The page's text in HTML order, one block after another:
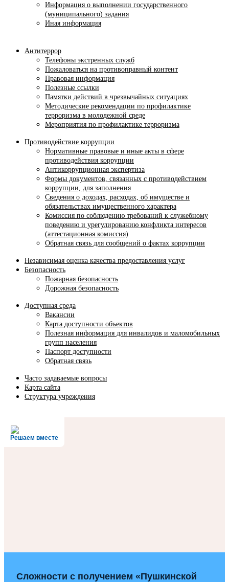
Информация о выполнении государственного
(муниципального) задания
Иная информация
Антитеррор
Телефоны экстренных служб
Пожаловаться на противоправный контент
Правовая информация
Полезные ссылки
Памятки действий в чрезвычайных ситуациях
Методические рекомендации по профилактике
терроризма в молодежной среде
Мероприятия по профилактике терроризма
Противодействие коррупции
Нормативные правовые и иные акты в сфере
противодействия коррупции
Антикоррупционная экспертиза
Формы документов, связанных с противодействием
коррупции, для заполнения
Сведения о доходах, расходах, об имуществе и
обязательствах имущественного характера
Комиссия по соблюдению требований к служебному
поведению и урегулированию конфликта интересов
(аттестационная комиссия)
Обратная связь для сообщений о фактах коррупции
Независимая оценка качества предоставления услуг
Безопасность
Пожарная безопасность
Дорожная безопасность
Доступная среда
Вакансии
Карта доступности объектов
Полезная информация для инвалидов и маломобильных
групп населения
Паспорт доступности
Обратная связь
Часто задаваемые вопросы
Карта сайта
Структура учреждения
Решаем вместе
Сложности с получением «Пушкинской